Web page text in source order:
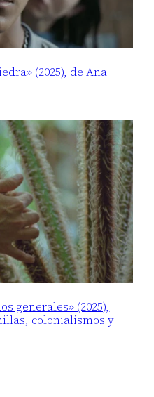
(2025), de Ana
generales» (2025),
colonialismos y